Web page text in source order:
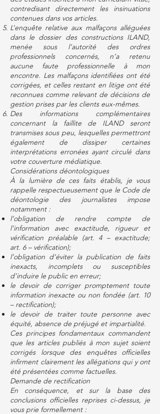
contredisant directement les insinuations
contenues dans vos articles.
L’enquête relative aux malfaçons alléguées
dans le dossier des constructions ILAND,
menée sous l’autorité des ordres
professionnels concernés, n’a retenu
aucune faute professionnelle à mon
encontre. Les malfaçons identifiées ont été
corrigées, et celles restant en litige ont été
reconnues comme relevant de décisions de
gestion prises par les clients eux-mêmes.
Des informations complémentaires
concernant la faillite de ILAND seront
transmises sous peu, lesquelles permettront
également de dissiper certaines
interprétations erronées ayant circulé dans
votre couverture médiatique.
Considérations déontologiques
À la lumière de ces faits établis, je vous
rappelle respectueusement que le Code de
déontologie des journalistes impose
notamment :
l’obligation de rendre compte de
l’information avec exactitude, rigueur et
vérification préalable (art. 4 – exactitude;
art. 6 – vérification);
l’obligation d’éviter la publication de faits
inexacts, incomplets ou susceptibles
d’induire le public en erreur;
le devoir de corriger promptement toute
information inexacte ou non fondée (art. 10
– rectification);
le devoir de traiter toute personne avec
équité, absence de préjugé et impartialité.
Ces principes fondamentaux commandent
que les articles publiés à mon sujet soient
corrigés lorsque des enquêtes officielles
infirment clairement les allégations qui y ont
été présentées comme factuelles.
Demande de rectification
En conséquence, et sur la base des
conclusions officielles reprises ci-dessus, je
vous prie formellement :